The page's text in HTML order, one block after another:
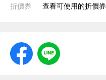
折價券 查看可使用的折價券